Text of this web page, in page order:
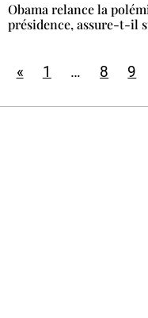
Obama relance la
présidence, assure-t-il
« 1 … 8 9